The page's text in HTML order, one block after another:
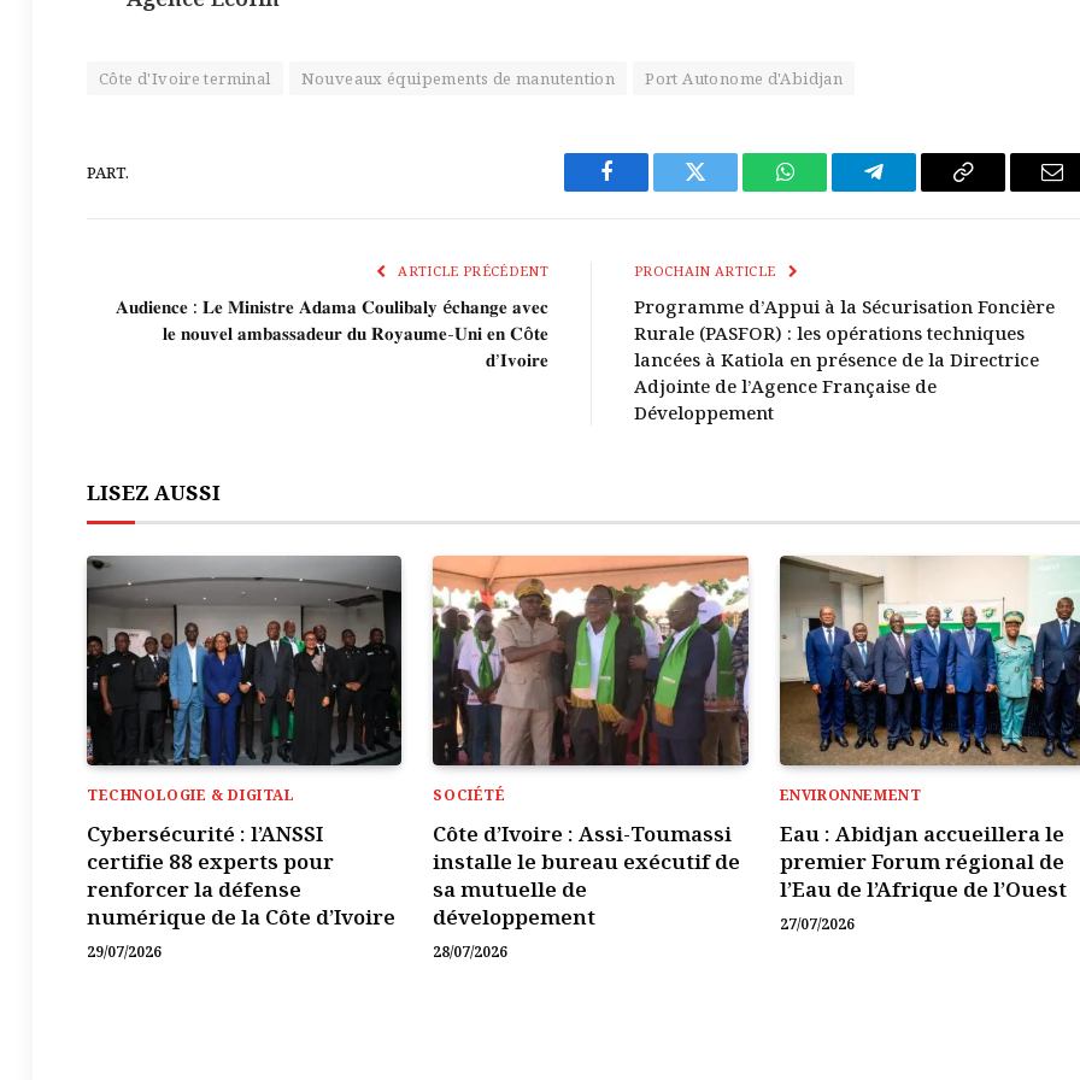
Côte d'Ivoire terminal Nouveaux équipements de manutention Port Autonome d'Abidjan
PART.
Facebook Twitter WhatsAppTélégrammeCopier
E-
ARTICLE PRÉCÉDENT
𝐀𝐮𝐝𝐢𝐞𝐧𝐜𝐞 : 𝐋𝐞 𝐌𝐢𝐧𝐢𝐬𝐭𝐫𝐞 𝐀𝐝𝐚𝐦𝐚 𝐂𝐨𝐮𝐥𝐢𝐛𝐚𝐥𝐲 é𝐜𝐡𝐚𝐧𝐠𝐞 𝐚𝐯𝐞𝐜
𝐥𝐞 𝐧𝐨𝐮𝐯𝐞𝐥 𝐚𝐦𝐛𝐚𝐬𝐬𝐚𝐝𝐞𝐮𝐫 𝐝𝐮 𝐑𝐨𝐲𝐚𝐮𝐦𝐞-𝐔𝐧𝐢 𝐞𝐧 𝐂ô𝐭𝐞
𝐝’𝐈𝐯𝐨𝐢𝐫𝐞
PROCHAIN ARTICLE
Programme d’Appui à la Sécurisation Foncière
Rurale (PASFOR) : les opérations techniques
lancées à Katiola en présence de la Directrice
Adjointe de l’Agence Française de
Développement
LISEZ AUSSI
TECHNOLOGIE & DIGITAL
Cybersécurité : l’ANSSI
certifie 88 experts pour
renforcer la défense
numérique de la Côte d’Ivoire
29/07/2026
SOCIÉTÉ
Côte d’Ivoire : Assi-Toumassi
installe le bureau exécutif de
sa mutuelle de
développement
28/07/2026
ENVIRONNEMENT
Eau : Abidjan accueillera le
premier Forum régional de
l’Eau de l’Afrique de l’Ouest
27/07/2026